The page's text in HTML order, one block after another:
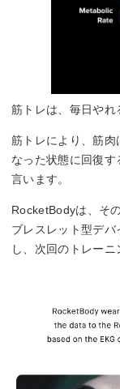
筋トレは、毎日やれ
筋トレにより、筋肉
なった状態に回復す
言います。
RocketBodyは、そ
ブレスレット型デ
し、次回のトレーニ